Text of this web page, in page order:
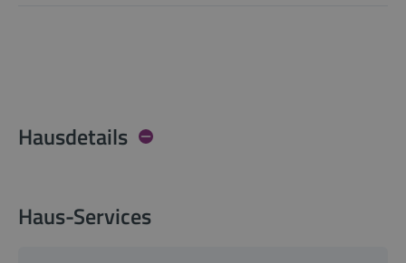
Hausdetails
Haus-Services